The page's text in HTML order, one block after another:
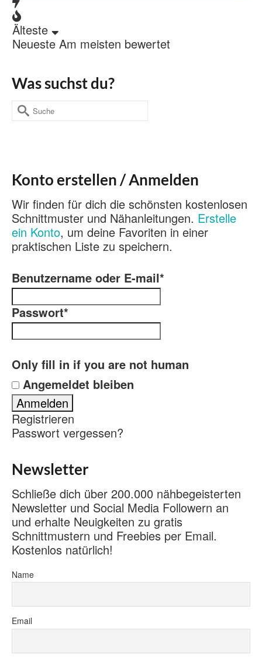
Älteste
Neueste Am meisten bewertet
Was suchst du?
Suche
nach:
Konto erstellen / Anmelden
Wir finden für dich die schönsten kostenlosen
Schnittmuster und Nähanleitungen. Erstelle
ein Konto, um deine Favoriten in einer
praktischen Liste zu speichern.
Benutzername oder E-mail*
Passwort*
Only fill in if you are not human
Angemeldet bleiben
Registrieren
Passwort vergessen?
Newsletter
Schließe dich über 200.000 nähbegeisterten
Newsletter und Social Media Followern an
und erhalte Neuigkeiten zu gratis
Schnittmustern und Freebies per Email.
Kostenlos natürlich!
Name
Email